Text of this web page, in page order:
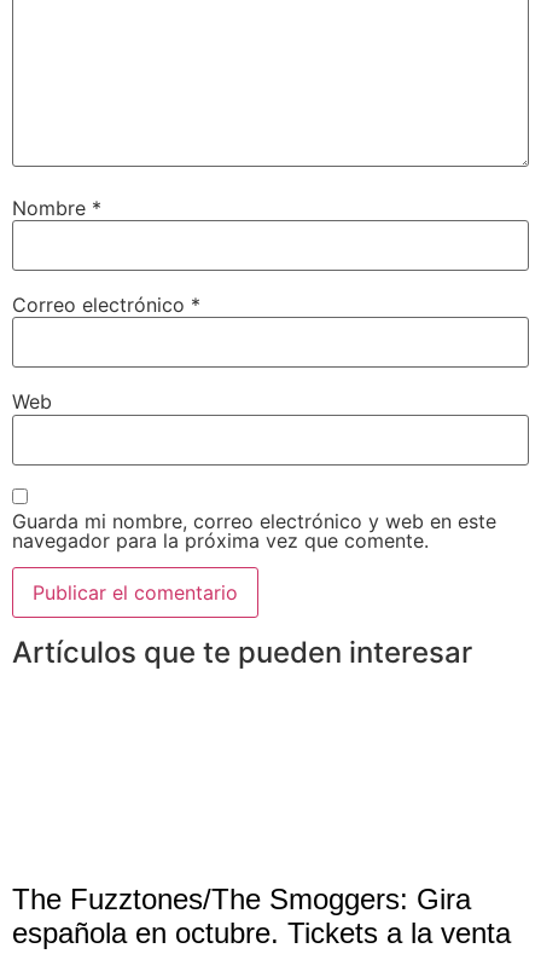
Nombre *
Correo electrónico *
Web
Guarda mi nombre, correo electrónico y web en este
navegador para la próxima vez que comente.
Artículos que te pueden interesar
The Fuzztones/The Smoggers: Gira
española en octubre. Tickets a la venta